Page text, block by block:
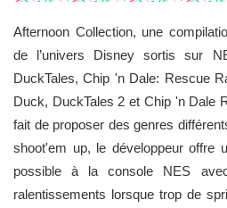
Afternoon Collection, une
de l’univers Disney sortis sur
DuckTales, Chip 'n Dale: Rescue
Duck, DuckTales 2 et Chip 'n Dale
fait de proposer des genres
shoot'em up, le développeur offre
possible à la console NES
ralentissements lorsque trop de